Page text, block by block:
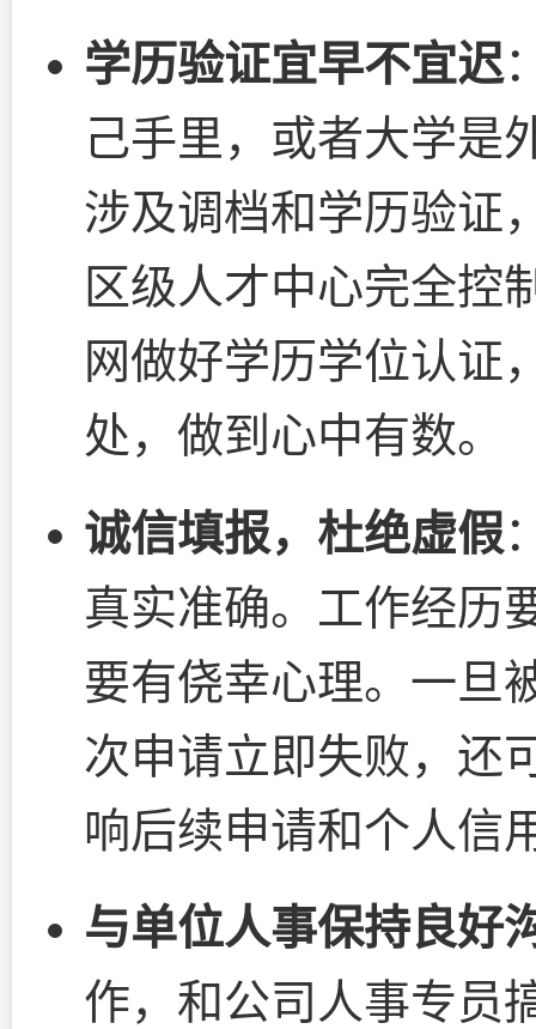
学历验证宜早不宜迟
己手里，或者大学是
涉及调档和学历验证
区级人才中心完全控
网做好学历学位认证
处，做到心中有数。
诚信填报，杜绝虚假
真实准确。工作经历
要有侥幸心理。一旦
次申请立即失败，还
响后续申请和个人信
与单位人事保持良好
作，和公司人事专员